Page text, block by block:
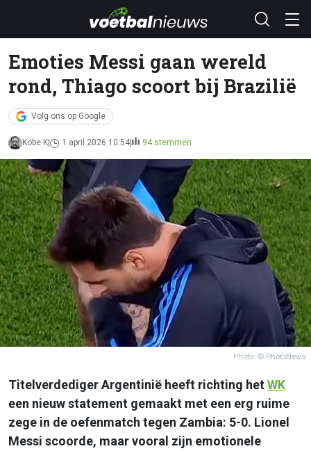
Emoties Messi gaan wereld
rond, Thiago scoort bij Brazilië
Volg ons op Google
Kobe K 1 april 2026 10:54 94 stemmen
Photo: © PhotoNews
Titelverdediger Argentinië heeft richting hetWK
een nieuw statement gemaakt met een erg ruime
zege in de oefenmatch tegen Zambia: 5-0. Lionel
Messi scoorde, maar vooral zijn emotionele